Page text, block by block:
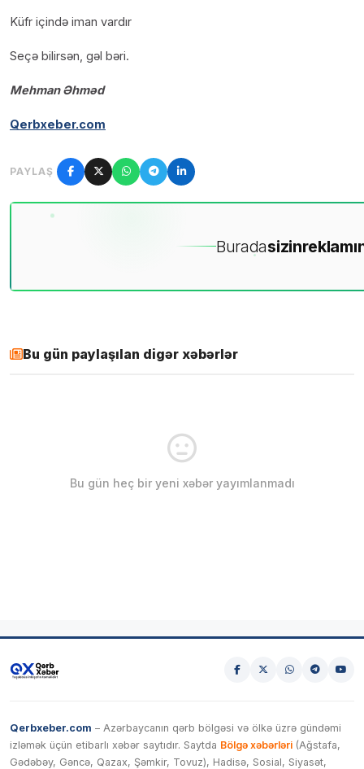
Küfr içində iman vardır
Seçə bilirsən, gəl bəri.
Mehman Əhməd
Qerbxeber.com
PAYLAŞ
Buradasizin
Bu gün paylaşılan digər xəbərlər
Bu gün heç bir yeni xəbər yayımlanmadı
Qerbxeber.com – Azərbaycanın qərb bölgəsi və ölkə üzrə gündəmi
izləmək üçün etibarlı xəbər saytıdır. Saytda Bölgə xəbərləri (Ağstafa,
Gədəbəy, Gəncə, Qazax, Şəmkir, Tovuz), Hadisə, Sosial, Siyasət,